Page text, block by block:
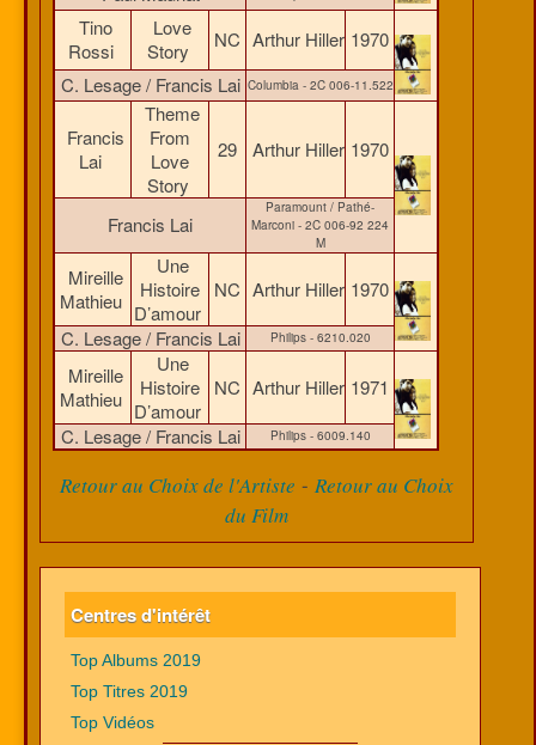
Tino
Rossi
Love
Story
NC Arthur Hiller 1970
C. Lesage / Francis Lai Columbia - 2C 006-11.522
Francis
Lai
Theme
From
Love
Story
29 Arthur Hiller 1970
Francis Lai
Paramount / Pathé-
Marconi - 2C 006-92 224
M
Mireille
Mathieu
Une
Histoire
D’amour
NC Arthur Hiller 1970
C. Lesage / Francis Lai
Philips - 6210.020
Mireille
Mathieu
Une
Histoire
D’amour
NC Arthur Hiller 1971
C. Lesage / Francis Lai
Philips - 6009.140
Retour au Choix de l'Artiste - Retour au Choix
du Film
Centres d'intérêt
Top Albums 2019
Top Titres 2019
Top Vidéos